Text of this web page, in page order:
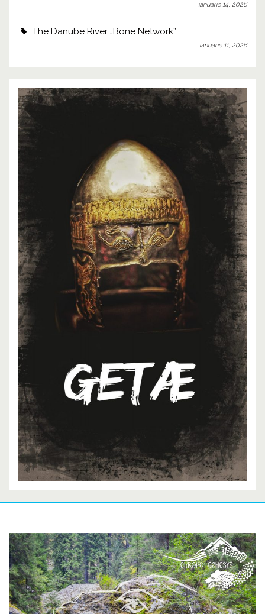
ianuarie 14, 2026
The Danube River „Bone Network”
ianuarie 11, 2026